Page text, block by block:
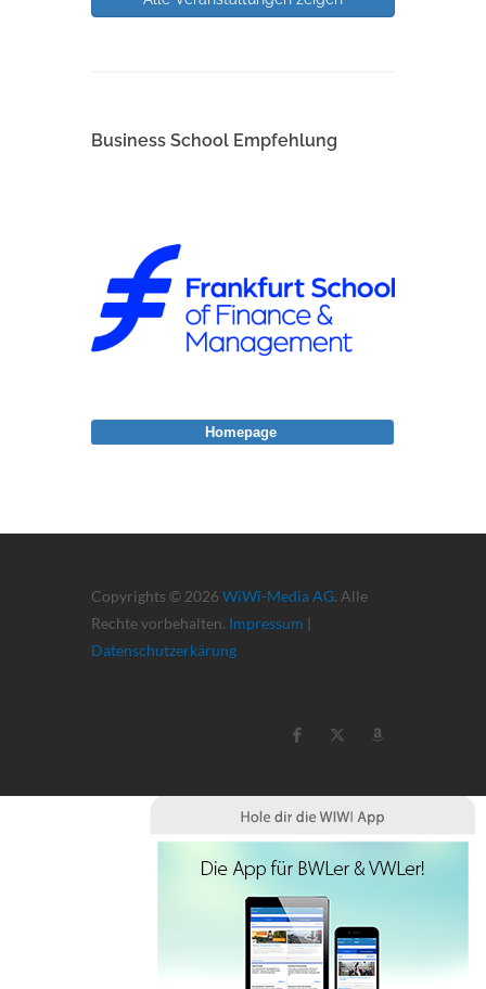
Business School Empfehlung
Copyrights © 2026 WiWi-Media AG. Alle
Rechte vorbehalten. Impressum
Datenschutzerkärung
Homepage